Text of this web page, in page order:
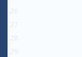
26
27
28
29